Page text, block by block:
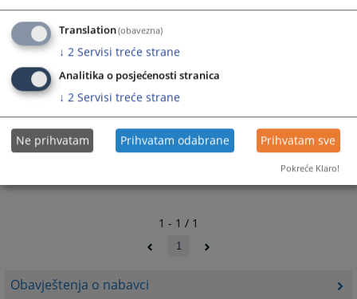
Obavještenja o nabavci
key
to
get
the
keyboard
for
changing
to
get
the
keyboard
for
changing
1 - 1 / 1
1
Translation(obavezna)
↓ 2 Servisi treće strane
Analitika o posjećenosti stranica
↓ 2 Servisi treće strane
Ne prihvatam Prihvatam odabrane Prihvatam sve
Pokreće Klaro!